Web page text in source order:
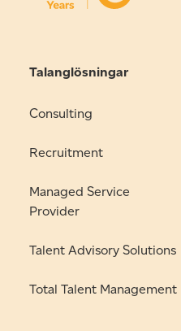
Talanglösningar
Consulting
Recruitment
Managed Service
Provider
Talent Advisory Solutions
Total Talent Management